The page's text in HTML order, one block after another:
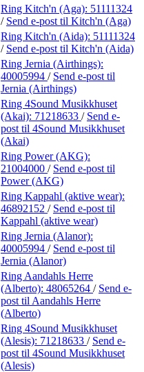
Ring Kitch'n (Aga): 51111324
/ Send e-post til Kitch'n (Aga)
Ring Kitch'n (Aida): 51111324
/ Send e-post til Kitch'n (Aida)
Ring Jernia (Airthings):
40005994 / Send e-post til
Jernia (Airthings)
Ring 4Sound Musikkhuset
(Akai): 71218633 / Send e-
post til 4Sound Musikkhuset
(Akai)
Ring Power (AKG):
21004000 / Send e-post til
Power (AKG)
Ring Kappahl (aktive wear):
46892152 / Send e-post til
Kappahl (aktive wear)
Ring Jernia (Alanor):
40005994 / Send e-post til
Jernia (Alanor)
Ring Aandahls Herre
(Alberto): 48065264 / Send e-
post til Aandahls Herre
(Alberto)
Ring 4Sound Musikkhuset
(Alesis): 71218633 / Send e-
post til 4Sound Musikkhuset
(Alesis)